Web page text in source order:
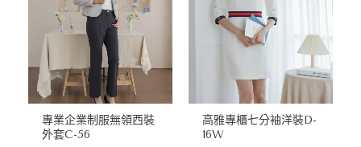
專業企業制服無領西裝
外套C-56
高雅專櫃七分袖洋裝D-
16W